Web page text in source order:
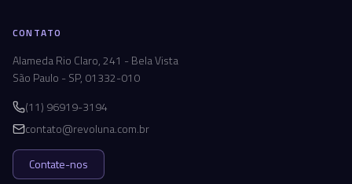
CONTATO
Alameda Rio Claro, 241 - Bela Vista
São Paulo - SP, 01332-010
(11) 96919-3194
contato@revoluna.com.br
Contate-nos